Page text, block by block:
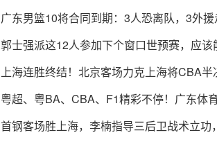
广东男篮10将合同到期：3人恐离队，3外
郭士强派这12人参加下个窗口世预赛，应该
上海连胜终结！北京客场力克上海将CBA半
粤超、粤BA、CBA、F1精彩不停！广东体
首钢客场胜上海，李楠指导三后卫战术立功